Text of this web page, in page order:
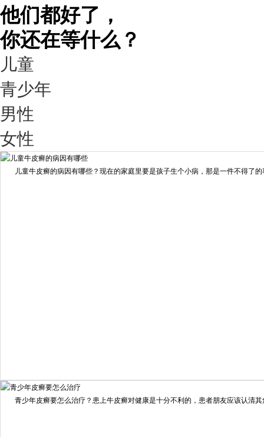
我要咨询
擅长： 王艳琼 门诊主任 专家介绍：毕业于川北医学院...
预约量
我要咨询我要预约
擅长：住院部主任 【个人简介】 肖建华，成都银康银屑病...
他们都好了，
你还在等什么？
儿童
青少年
男性
女性
儿童牛皮癣的病因有哪些？现在的家庭里要是孩子生个小病，那是一件不得了的
青少年皮癣要怎么治疗？患上牛皮癣对健康是十分不利的，患者朋友应该认清其